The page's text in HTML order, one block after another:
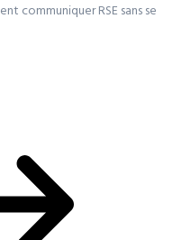
communiquer RSE sans se